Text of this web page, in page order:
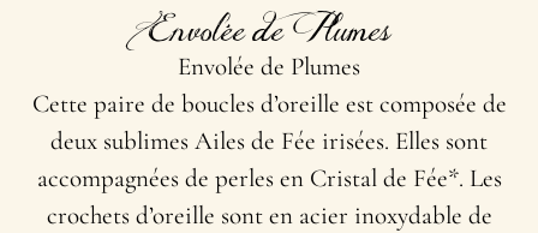
Envolée de Plumes
Envolée de Plumes
Cette paire de boucles d’oreille est composée de
deux sublimes Ailes de Fée irisées. Elles sont
accompagnées de perles en Cristal de Fée*. Les
crochets d’oreille sont en acier inoxydable de